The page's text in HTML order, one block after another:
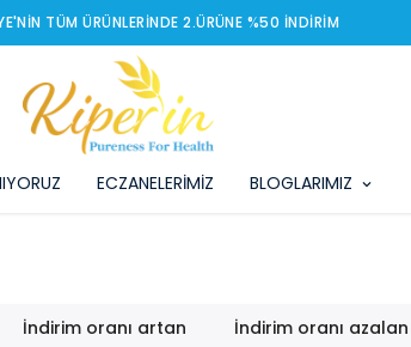
TÜM ÜRÜNLERINDE 2.ÜRÜNE %50 İNDIRIM
ECZANELERİMİZ BLOGLARIMIZ
İndirim oranı artan İndirim oranı azalan